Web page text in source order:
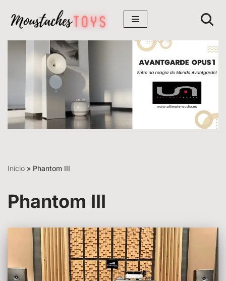
Avançar
para
conteúdo
Início » Phantom III
Phantom III